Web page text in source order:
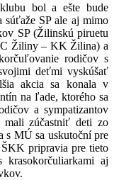
bol a ešte bude
súťaže SP ale aj mimo
SP (Žilinskú piruetu
Žiliny – KK Žilina) a
rodičov s
deťmi vyskúšať
akcia sa konala v
na ľade, ktorého sa
a sympatizantov
zúčastniť deti zo
s MÚ sa uskutoční pre
ŠKK pripravia pre tieto
aj